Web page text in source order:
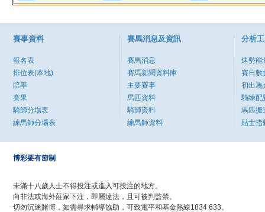
賽事資料
報名表
排位表(本地)
賠率
賽果
騎師分場表
練馬師分場表
賽馬消息及資訊
賽馬消息
賽馬新聞資料庫
主要賽事
馬匹資料
騎師資料
練馬師資料
分析
速勢能
賽日數
初出馬
騎練配
馬匹搬
貼士指
博彩要有節制
未滿十八歲人士不得投注或進入可投注的地方。
向非法或海外莊家下注，即屬違法，且可被判監禁。
切勿沉迷賭博，如需尋求輔導協助，可致電平和基金熱線1834 633。